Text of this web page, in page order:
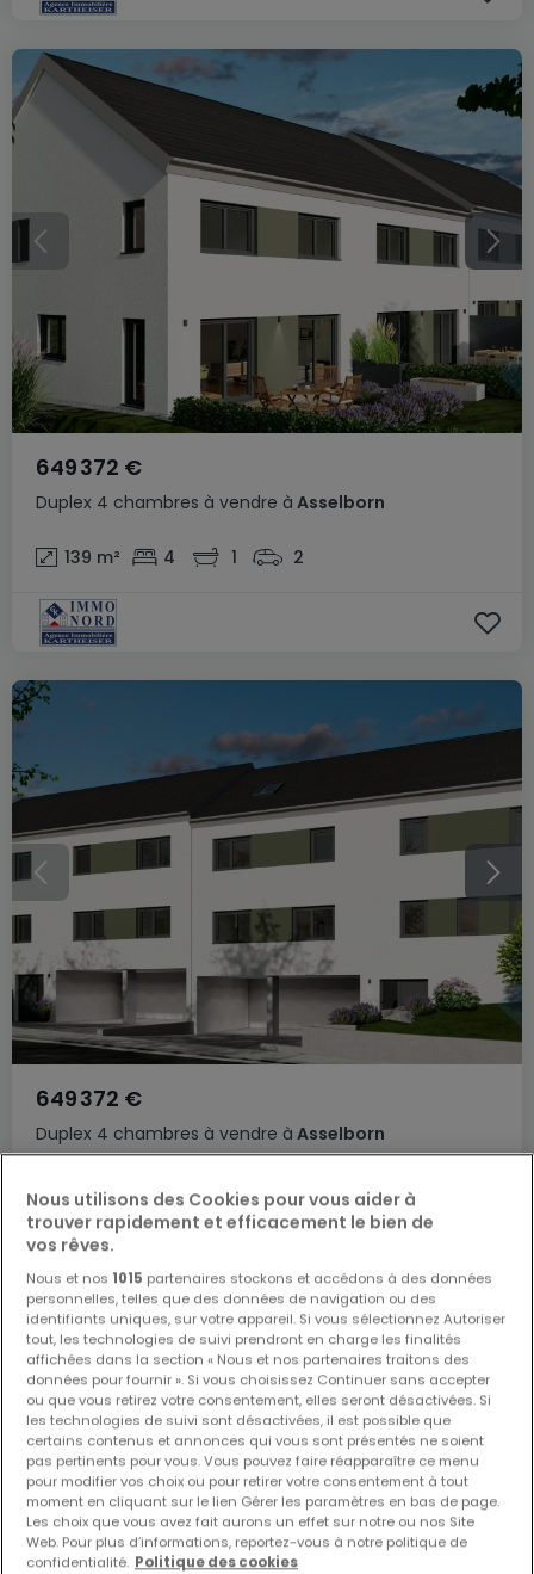
Duplex 4 chambres à vendre à Asselborn
649 372 €
139 m² 4 1 2
Duplex 4 chambres à vendre à Asselborn
649 372 €
139 m² 1
Nous utilisons des Cookies pour vous aider à
trouver rapidement et efficacement le bien de
vos rêves.
Nous et nos 1015 partenaires stockons et accédons à des données
personnelles, telles que des données de navigation ou des
identifiants uniques, sur votre appareil. Si vous sélectionnez Autoriser
tout, les technologies de suivi prendront en charge les finalités
affichées dans la section « Nous et nos partenaires traitons des
données pour fournir ». Si vous choisissez Continuer sans accepter
ou que vous retirez votre consentement, elles seront désactivées. Si
les technologies de suivi sont désactivées, il est possible que
certains contenus et annonces qui vous sont présentés ne soient
pas pertinents pour vous. Vous pouvez faire réapparaître ce menu
pour modifier vos choix ou pour retirer votre consentement à tout
moment en cliquant sur le lien Gérer les paramètres en bas de page.
Les choix que vous avez fait aurons un effet sur notre ou nos Site
Web. Pour plus d’informations, reportez-vous à notre politique de
confidentialité. Politique des cookies